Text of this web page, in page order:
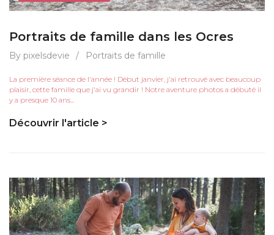
Portraits de famille dans les Ocres
By pixelsdevie / Portraits de famille
La première séance de l'année ! Début janvier, j'ai retrouvé avec beaucoup
plaisir, cette famille que j'ai vu grandir ! Notre aventure photos a débuté il
y a presque 10 ans...
Découvrir l'article >